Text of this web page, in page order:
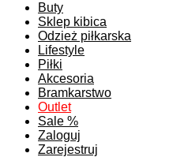
Buty
Sklep kibica
Odzież piłkarska
Lifestyle
Piłki
Akcesoria
Bramkarstwo
Outlet
Sale %
Zaloguj
Zarejestruj